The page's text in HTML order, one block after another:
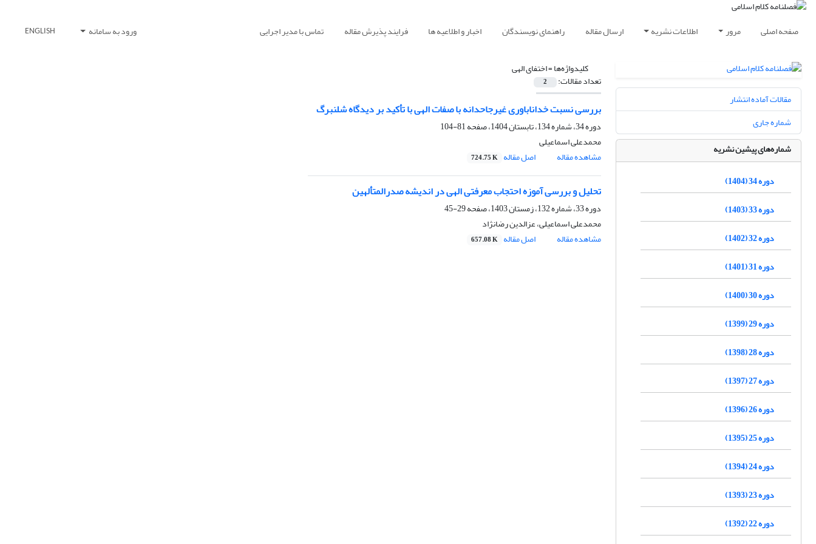
صفحه اصلی مرور اطلاعات نشریه ارسال مقاله راهنمای نویسندگان اخبار و اطلاعیه ها فرایند پذیرش مقاله تماس با مدیر اجرایی ورود به سامانه ENGLISH
کلیدواژه‌ها =اختفای الهی
تعداد مقالات: 2
بررسی نسبت خداناباوری غیرجاحدانه با صفات الهی با تأکید بر دیدگاه شلنبرگ
دوره 34، شماره 134، تابستان 1404، صفحه
81-104
محمدعلی اسماعیلی
مشاهده مقاله
اصل مقاله 724.75 K
تحلیل و بررسی آموزه احتجاب معرفتی الهی در اندیشه صدرالمتألهین
دوره 33، شماره 132، زمستان 1403، صفحه
29-45
محمدعلی اسماعیلی، عزالدین رضانژاد
مشاهده مقاله
اصل مقاله 657.08 K
مقالات آماده انتشار
شماره جاری
شماره‌های پیشین نشریه
دوره 34 (1404)
دوره 33 (1403)
دوره 32 (1402)
دوره 31 (1401)
دوره 30 (1400)
دوره 29 (1399)
دوره 28 (1398)
دوره 27 (1397)
دوره 26 (1396)
دوره 25 (1395)
دوره 24 (1394)
دوره 23 (1393)
دوره 22 (1392)